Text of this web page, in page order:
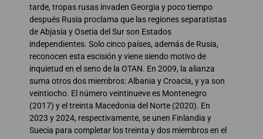
tarde, tropas rusas invaden Georgia y poco tiempo
después Rusia proclama que las regiones separatistas
de Abjasia y Osetia del Sur son Estados
independientes. Solo cinco países, además de Rusia,
reconocen esta escisión y viene siendo motivo de
inquietud en el seno de la OTAN. En 2009, la alianza
suma otros dos miembros: Albania y Croacia, y ya son
veintiocho. El número veintinueve es Montenegro
(2017) y el treinta Macedonia del Norte (2020). En
2023 y 2024, respectivamente, se unen Finlandia y
Suecia para completar los treinta y dos miembros en el